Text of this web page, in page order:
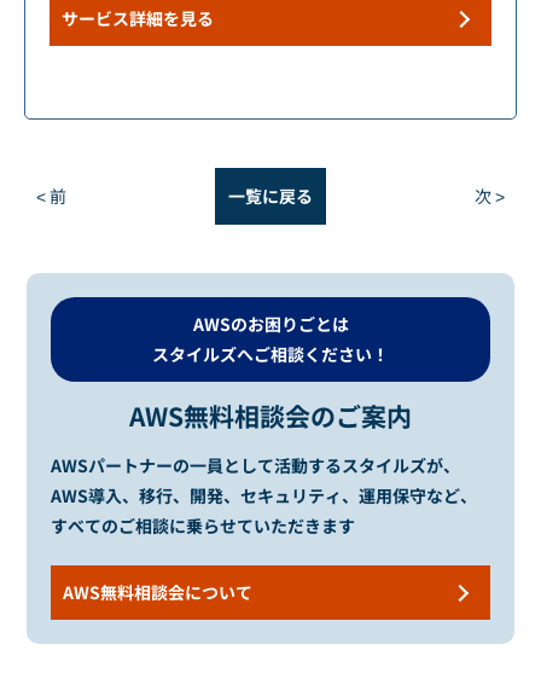
サービス詳細を見る
< 前 一覧に戻る 次 >
AWSのお困りごとは
スタイルズへご相談ください！
AWS無料相談会のご案内
AWSパートナーの一員として活動するスタイルズが、
AWS導入、移行、開発、セキュリティ、運用保守など、
すべてのご相談に乗らせていただきます
AWS無料相談会について